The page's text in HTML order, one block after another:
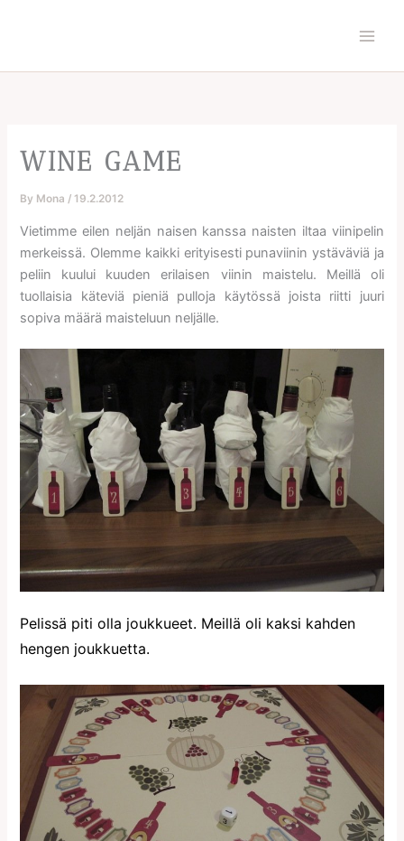
WINE GAME
By Mona /19.2.2012
Vietimme eilen neljän naisen kanssa naisten iltaa viinipelin
merkeissä. Olemme kaikki erityisesti punaviinin ystäväviä ja
peliin kuului kuuden erilaisen viinin maistelu. Meillä oli
tuollaisia käteviä pieniä pulloja käytössä joista riitti juuri
sopiva määrä maisteluun neljälle.
Pelissä piti olla joukkueet. Meillä oli kaksi kahden
hengen joukkuetta.